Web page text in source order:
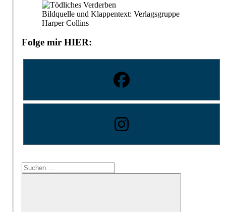
Bildquelle und Klappentext: Verlagsgruppe
Harper Collins
Folge mir HIER:
Suchen
nach: